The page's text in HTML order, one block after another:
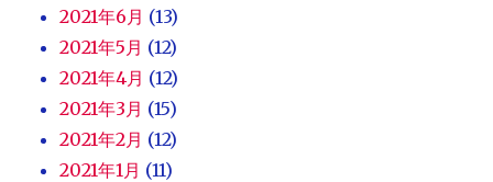
2021年6月 (13)
2021年5月 (12)
2021年4月 (12)
2021年3月 (15)
2021年2月 (12)
2021年1月 (11)